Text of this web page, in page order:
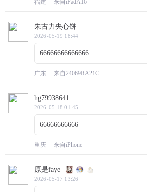
福建 来自iPadA16
朱古力夹心饼
2026-05-19 18:44
66666666666666
广东 来自24069RA21C
hg79938641
2026-05-18 01:45
66666666666
重庆 来自iPhone
原是faye
2026-05-17 13:26